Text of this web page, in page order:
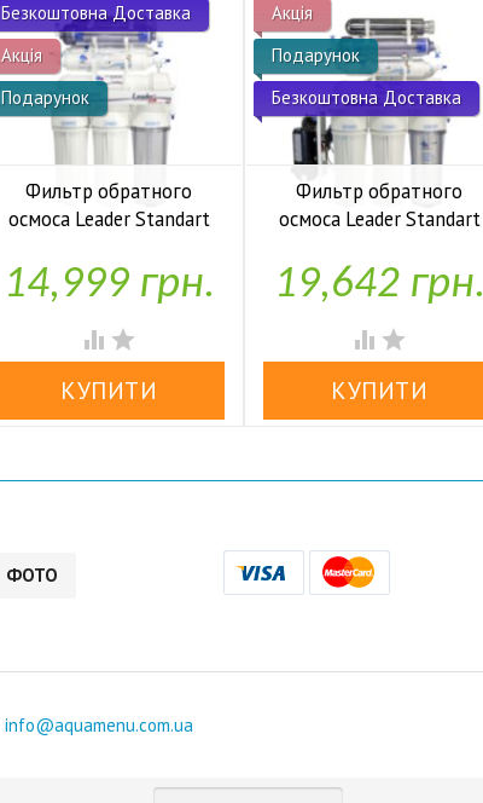
Безкоштовна Доставка
Акція
Подарунок
Фильтр обратного
осмоса Leader Standart
У наявності
14,999 грн.
 
Акція
Подарунок
Безкоштовна Доставка
Фильтр обратного
осмоса Leader Standart
У наявності
19,642 грн.
 
ФОТО
info@aquamenu.com.ua